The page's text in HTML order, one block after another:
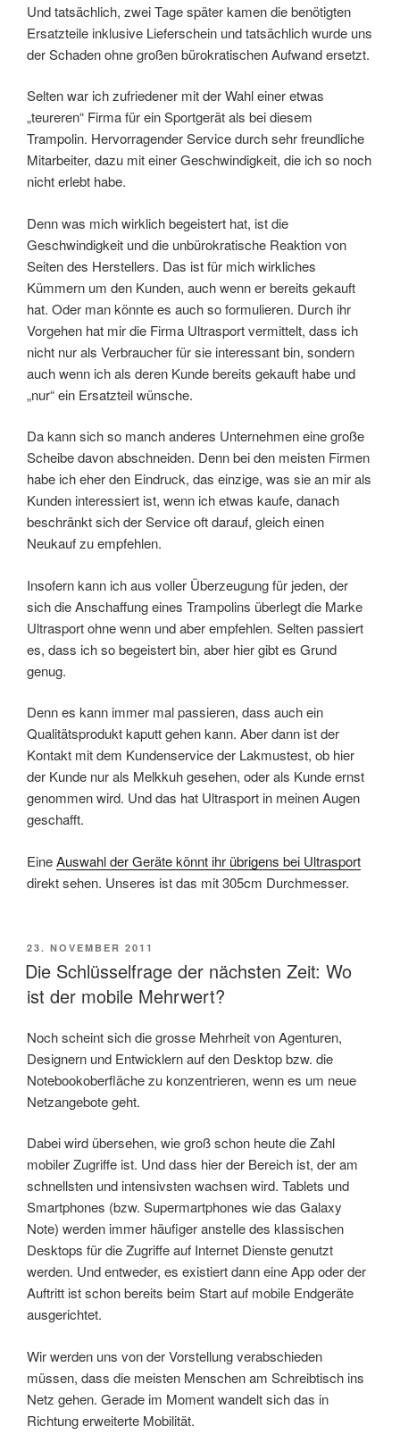
Und tatsächlich, zwei Tage später kamen die benötigten
Ersatzteile inklusive Lieferschein und tatsächlich wurde uns
der Schaden ohne großen bürokratischen Aufwand ersetzt.
Selten war ich zufriedener mit der Wahl einer etwas
„teureren“ Firma für ein Sportgerät als bei diesem
Trampolin. Hervorragender Service durch sehr freundliche
Mitarbeiter, dazu mit einer Geschwindigkeit, die ich so noch
nicht erlebt habe.
Denn was mich wirklich begeistert hat, ist die
Geschwindigkeit und die unbürokratische Reaktion von
Seiten des Herstellers. Das ist für mich wirkliches
Kümmern um den Kunden, auch wenn er bereits gekauft
hat. Oder man könnte es auch so formulieren. Durch ihr
Vorgehen hat mir die Firma Ultrasport vermittelt, dass ich
nicht nur als Verbraucher für sie interessant bin, sondern
auch wenn ich als deren Kunde bereits gekauft habe und
„nur“ ein Ersatzteil wünsche.
Da kann sich so manch anderes Unternehmen eine große
Scheibe davon abschneiden. Denn bei den meisten Firmen
habe ich eher den Eindruck, das einzige, was sie an mir als
Kunden interessiert ist, wenn ich etwas kaufe, danach
beschränkt sich der Service oft darauf, gleich einen
Neukauf zu empfehlen.
Insofern kann ich aus voller Überzeugung für jeden, der
sich die Anschaffung eines Trampolins überlegt die Marke
Ultrasport ohne wenn und aber empfehlen. Selten passiert
es, dass ich so begeistert bin, aber hier gibt es Grund
genug.
Denn es kann immer mal passieren, dass auch ein
Qualitätsprodukt kaputt gehen kann. Aber dann ist der
Kontakt mit dem Kundenservice der Lakmustest, ob hier
der Kunde nur als Melkkuh gesehen, oder als Kunde ernst
genommen wird. Und das hat Ultrasport in meinen Augen
geschafft.
EineAuswahl der Geräte könnt ihr übrigens bei Ultrasport
direkt sehen. Unseres ist das mit 305cm Durchmesser.
VERÖFFENTLICHT
AM
23. NOVEMBER 2011
Die Schlüsselfrage der nächsten Zeit: Wo
ist der mobile Mehrwert?
Noch scheint sich die grosse Mehrheit von Agenturen,
Designern und Entwicklern auf den Desktop bzw. die
Notebookoberfläche zu konzentrieren, wenn es um neue
Netzangebote geht.
Dabei wird übersehen, wie groß schon heute die Zahl
mobiler Zugriffe ist. Und dass hier der Bereich ist, der am
schnellsten und intensivsten wachsen wird. Tablets und
Smartphones (bzw. Supermartphones wie das Galaxy
Note) werden immer häufiger anstelle des klassischen
Desktops für die Zugriffe auf Internet Dienste genutzt
werden. Und entweder, es existiert dann eine App oder der
Auftritt ist schon bereits beim Start auf mobile Endgeräte
ausgerichtet.
Wir werden uns von der Vorstellung verabschieden
müssen, dass die meisten Menschen am Schreibtisch ins
Netz gehen. Gerade im Moment wandelt sich das in
Richtung erweiterte Mobilität.